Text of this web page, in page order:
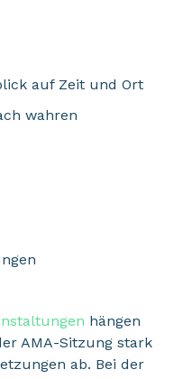
auf Zeit und Ort
wahren
hängen
AMA-Sitzung stark
ab. Bei der